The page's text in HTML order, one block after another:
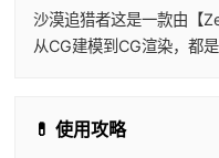
沙漠追猎者这是一款由【
从CG建模到CG渲染，都
💊 使用攻略